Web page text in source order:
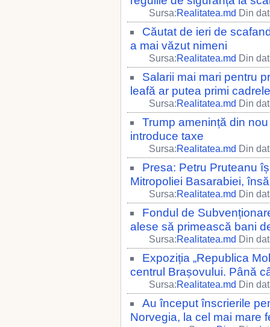
Sursa:Realitatea.md Din
Căutat de ieri de
a mai văzut nimeni
Sursa:Realitatea.md Din
Salarii mai mari pentru
leafă ar putea primi
Sursa:Realitatea.md Din
Trump amenință din
introduce taxe
Sursa:Realitatea.md Din
Presa: Petru Pruteanu
Mitropoliei Basarabiei,
Sursa:Realitatea.md Din
Fondul de
alese să primească bani
Sursa:Realitatea.md Din
Expoziția „Republica
centrul Brașovului. Până
Sursa:Realitatea.md Din
Au început înscrierile
Norvegia, la cel mai mare